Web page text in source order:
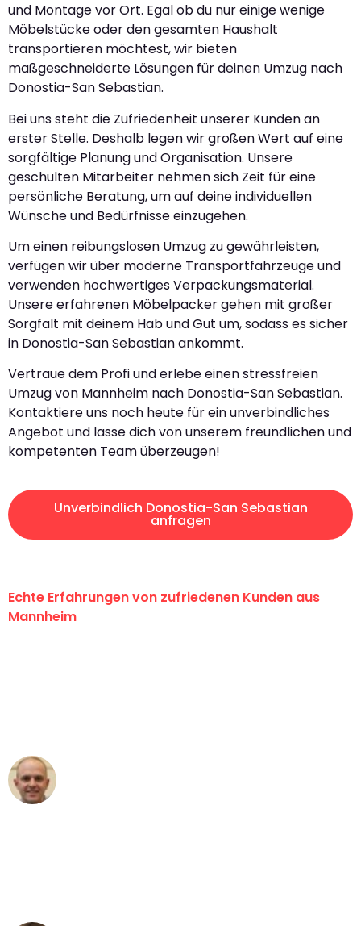
und Montage vor Ort. Egal ob du nur einige wenige
Möbelstücke oder den gesamten Haushalt
transportieren möchtest, wir bieten
maßgeschneiderte Lösungen für deinen Umzug nach
Donostia-San Sebastian.
Bei uns steht die Zufriedenheit unserer Kunden an
erster Stelle. Deshalb legen wir großen Wert auf eine
sorgfältige Planung und Organisation. Unsere
geschulten Mitarbeiter nehmen sich Zeit für eine
persönliche Beratung, um auf deine individuellen
Wünsche und Bedürfnisse einzugehen.
Um einen reibungslosen Umzug zu gewährleisten,
verfügen wir über moderne Transportfahrzeuge und
verwenden hochwertiges Verpackungsmaterial.
Unsere erfahrenen Möbelpacker gehen mit großer
Sorgfalt mit deinem Hab und Gut um, sodass es sicher
in Donostia-San Sebastian ankommt.
Vertraue dem Profi und erlebe einen stressfreien
Umzug von Mannheim nach Donostia-San Sebastian.
Kontaktiere uns noch heute für ein unverbindliches
Angebot und lasse dich von unserem freundlichen und
kompetenten Team überzeugen!
Unverbindlich Donostia-San Sebastian
anfragen
Echte Erfahrungen von zufriedenen Kunden aus
Mannheim